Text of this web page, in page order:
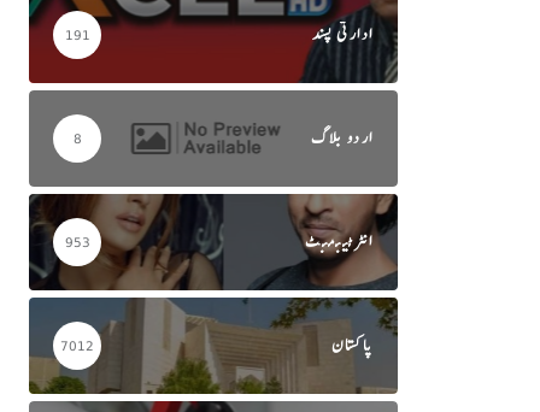
ادارتی پسند 191
اردو بلاگ 8
انٹرٹینمنٹ 953
پاکستان 7012